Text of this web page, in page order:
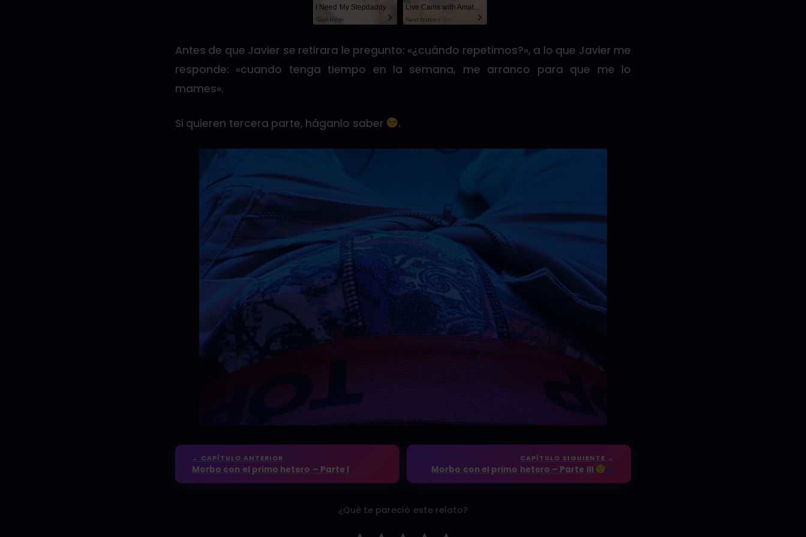
I Need My Stepdaddy
SayUncle Sexchatters
Antes de que Javier se retirara le pregunto: «¿cuándo repetimos?», a lo que Javier me
responde: «cuando tenga tiempo en la semana, me arranco para que me lo
mames».
Si quieren tercera parte, háganlo saber .
← CAPÍTULO ANTERIOR
Morbo con el primo hetero – Parte I
CAPÍTULO SIGUIENTE →
Morbo con el primo hetero – Parte III
¿Qué te pareció este relato?